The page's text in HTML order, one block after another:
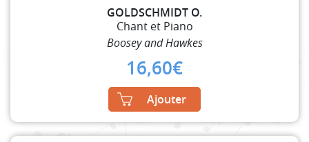
GOLDSCHMIDT O.
Chant et Piano
Boosey and Hawkes
16,60€
Ajouter